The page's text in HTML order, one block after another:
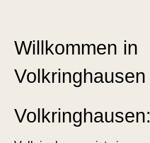
Willkommen in
Volkringhausen
Volkringhausen: